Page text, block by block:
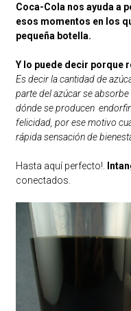
Coca-Cola nos ayuda a
esos momentos en los
pequeña botella.
Y lo puede decir porque
Es decir la cantidad de
parte del azúcar se
dónde se producen
felicidad, por ese motivo
rápida sensación de
Hasta aquí perfecto!.
conectados.